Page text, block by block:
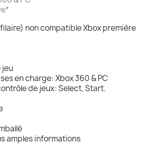
non compatible Xbox première
jeu
en charge: Xbox 360 & PC
de jeux: Select, Start.
amples informations